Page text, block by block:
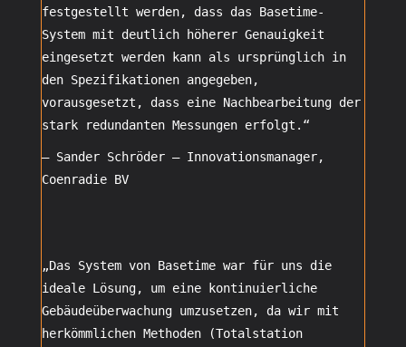
festgestellt werden, dass das Basetime-
System mit deutlich höherer Genauigkeit
eingesetzt werden kann als ursprünglich in
den Spezifikationen angegeben,
vorausgesetzt, dass eine Nachbearbeitung der
stark redundanten Messungen erfolgt.“
– Sander Schröder – Innovationsmanager,
Coenradie BV
„Das System von Basetime war für uns die
ideale Lösung, um eine kontinuierliche
Gebäudeüberwachung umzusetzen, da wir mit
herkömmlichen Methoden (Totalstation